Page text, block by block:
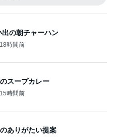
の朝チャーハン
18時間前
スープカレー
15時間前
ありがたい提案